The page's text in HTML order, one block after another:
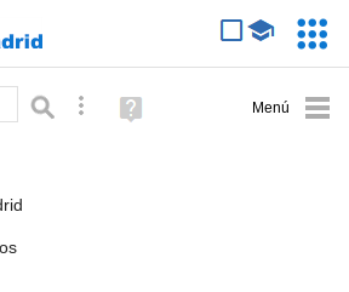
Búsqueda avanzada
Ayuda
(en